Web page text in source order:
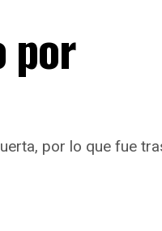
por
por lo que fue